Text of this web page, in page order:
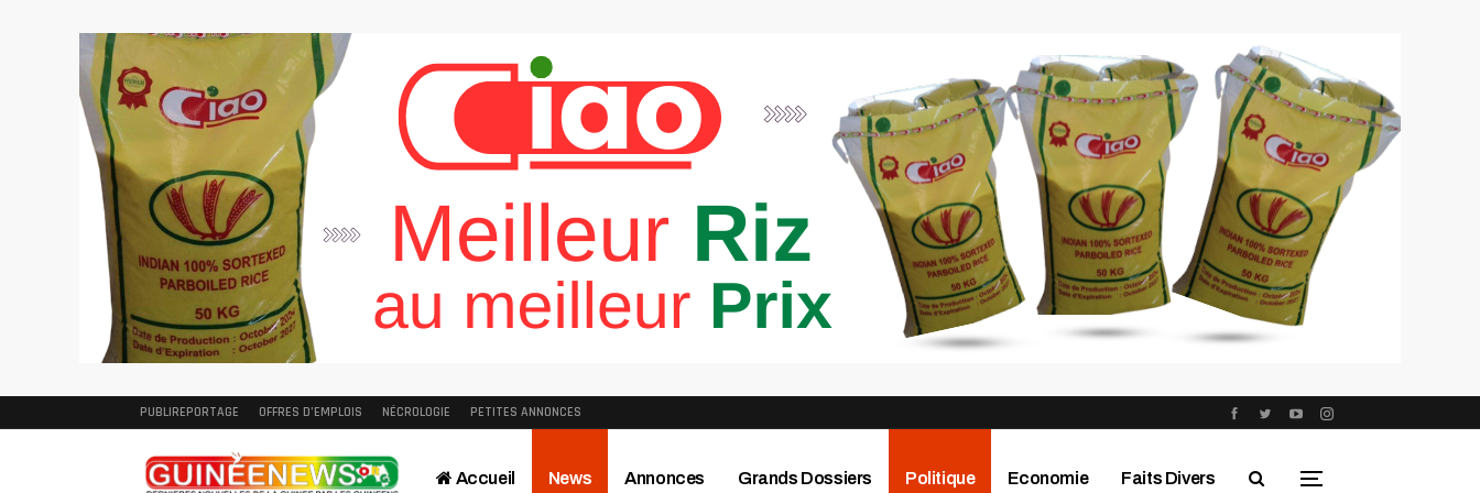
PUBLIREPORTAGE OFFRES D’EMPLOIS NÉCROLOGIE PETITES ANNONCES
Accueil News Annonces Grands Dossiers Politique Economie Faits Divers